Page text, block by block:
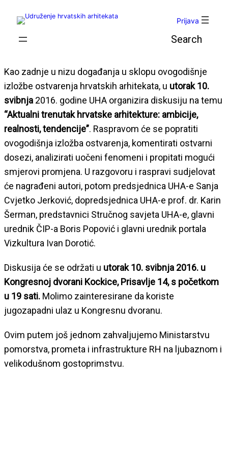
Prijava
Kao zadnje u nizu događanja u sklopu ovogodišnje
izložbe ostvarenja hrvatskih arhitekata, u utorak 10.
svibnja 2016. godine UHA organizira diskusiju na temu
“Aktualni trenutak hrvatske arhitekture: ambicije,
realnosti, tendencije”. Raspravom će se popratiti
ovogodišnja izložba ostvarenja, komentirati ostvarni
dosezi, analizirati uočeni fenomeni i propitati mogući
smjerovi promjena. U razgovoru i raspravi sudjelovat
će nagrađeni autori, potom predsjednica UHA-e Sanja
Cvjetko Jerković, dopredsjednica UHA-e prof. dr. Karin
Šerman, predstavnici Stručnog savjeta UHA-e, glavni
urednik ČIP-a Boris Popović i glavni urednik portala
Vizkultura Ivan Dorotić.
Diskusija će se održati u utorak 10. svibnja 2016. u
Kongresnoj dvorani Kockice, Prisavlje 14, s početkom
u 19 sati. Molimo zainteresirane da koriste
jugozapadni ulaz u Kongresnu dvoranu.
Ovim putem još jednom zahvaljujemo Ministarstvu
pomorstva, prometa i infrastrukture RH na ljubaznom i
velikodušnom gostoprimstvu.